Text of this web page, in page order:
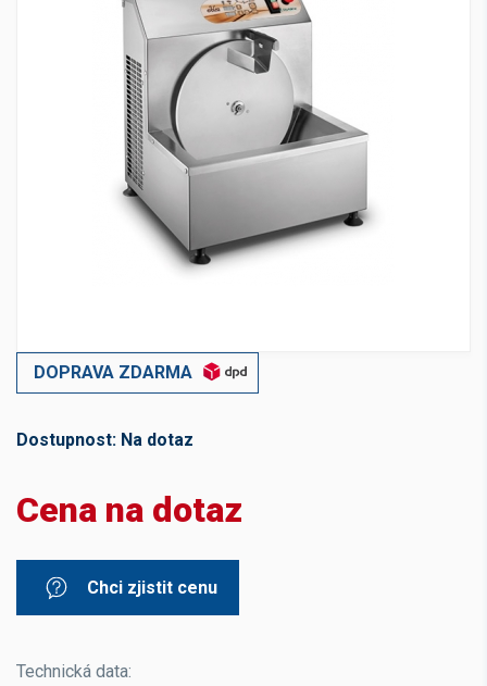
DOPRAVA ZDARMA
Dostupnost: Na dotaz
Cena na dotaz
Chci zjistit cenu
Technická data: